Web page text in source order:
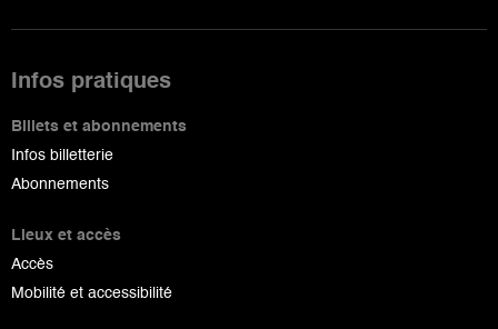
Infos pratiques
Billets et abonnements
Infos billetterie
Abonnements
Lieux et accès
Accès
Mobilité et accessibilité